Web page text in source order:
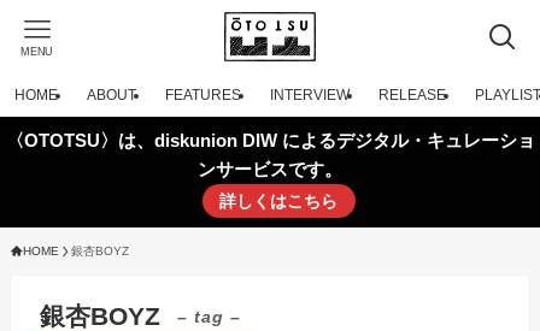
MENU
HOME ABOUT FEATURES INTERVIEW RELEASE PLAYLIST
〈OTOTSU〉は、diskunion DIW によるデジタル・キュレーショ
ンサービスです。
詳しくはこちら
HOME 銀杏BOYZ
銀杏BOYZ – tag –